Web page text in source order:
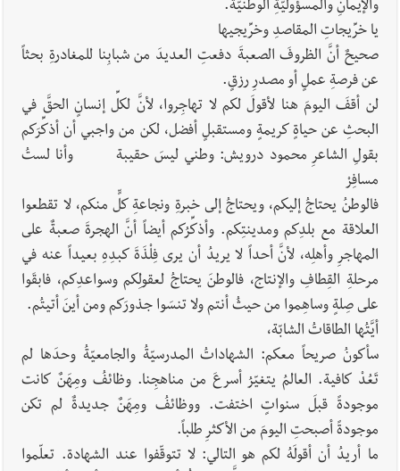
والإيمانِ والمسؤوليّةِ الوطنيّة.
يا خرِّيجاتِ المقاصدِ وخرِّيجيها
صحيحٌ أنَّ الظروفَ الصعبةَ دفعتِ العديدَ من شبابِنا للمغادرةِ بحثاً
عن فرصةِ عملٍ أو مصدرِ رزقٍ.
لن أقفَ اليومَ هنا لأقولَ لكم لا تهاجِروا، لأنَّ لكلِّ إنسانٍ الحقَّ في
البحثِ عن حياةٍ كريمةٍ ومستقبلٍ أفضل، لكن من واجبي أن أذكِّرَكم
بقولِ الشاعرِ محمود درويش: وطني ليسَ حقيبة وأنا لستُ
مسافِرْ
فالوطنُ يحتاجُ إليكم، ويحتاجُ إلى خبرةِ ونجاعةِ كلٍّ منكم، لا تقطعوا
العلاقة مع بلدِكم ومدينتِكم. وأذكِّرُكم أيضاً أنَّ الهجرةَ صعبةٌ على
المهاجرِ وأهلِه، لأنَّ أحداً لا يريدُ أن يرى فِلْذَةَ كبدِهِ بعيداً عنه في
مرحلةِ القِطافِ والإنتاج، فالوطنَ يحتاجُ لعقولِكم وسواعدِكم، فابقَوا
على صِلةٍ وساهِموا من حيثُ أنتم ولا تنسَوا جذورَكم ومن أينَ أتيتُم.
أيَّتُها الطاقاتُ الشابّة،
سأكونُ صريحاً معكم: الشهاداتُ المدرسيّةُ والجامعيّةُ وحدَها لم
تَعُدْ كافية. العالمُ يتغيّرُ أسرعَ من مناهجِنا. وظائفُ ومِهَنٌ كانت
موجودةً قبلَ سنواتٍ اختفت. ووظائفُ ومِهَنٌ جديدةٌ لم تكن
موجودةً أصبحتِ اليومَ من الأكثرِ طلباً.
ما أريدُ أن أقولَهُ لكم هو التالي: لا تتوقّفوا عند الشهادة. تعلّموا